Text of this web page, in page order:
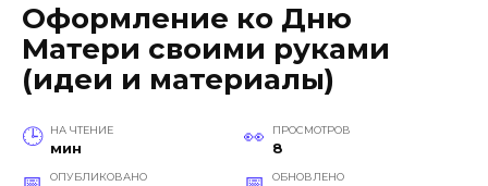
Оформление ко Дню
Матери своими руками
(идеи и материалы)
НА ЧТЕНИЕ
мин
ПРОСМОТРОВ
8
ОПУБЛИКОВАНО ОБНОВЛЕНО